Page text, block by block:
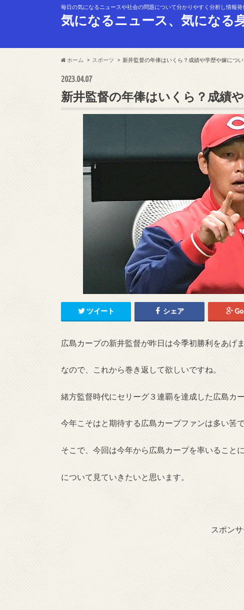
毎日の気になるニュースや社会の問題について分かりやすく分析し情報
気になるニュース、気になる
ホーム スポーツ 新井監督の年俸はいくら？成績や学歴や嫁につ
2023.04.07
新井監督の年俸はいくら？成績
ツイート シェア
広島カープの新井監督が昨日は今季初勝利をあげ
なので、これから巻き返して欲しいですね。
緒方監督時代にセリーグ３連覇を達成した広島カ
今年こそはと期待する広島カープファンは多い筈で
そこで、今回は今年から広島カープを率いること
について見ていきたいと思います。
スポン